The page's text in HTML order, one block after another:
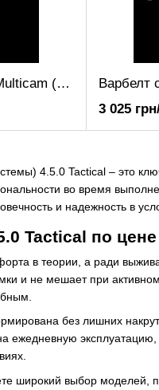
4.5.0 Tactical – это
во время
и надежность в
Tactical по
в теории, а ради
и не мешает при
без лишних
ежедневную
широкий выбор моделей,
Тактический пояс War Belt Multicam (КОМПЛЕКТ)
3 025